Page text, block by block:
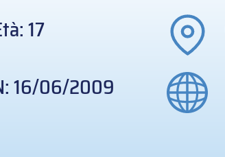
17
16/06/2009